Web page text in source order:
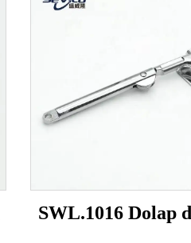
SWL.1016 Dolap